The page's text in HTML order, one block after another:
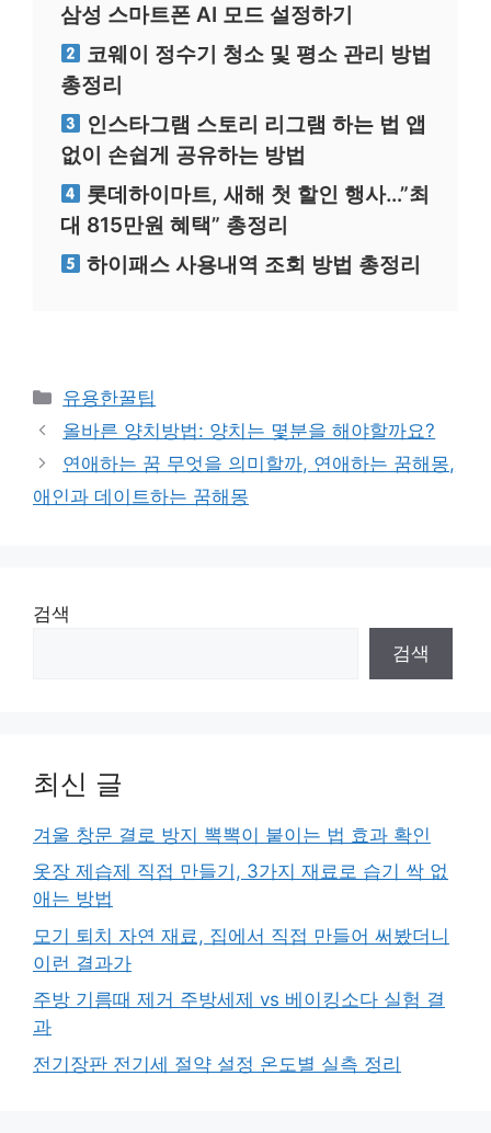
삼성 스마트폰 AI 모드 설정하기
코웨이 정수기 청소 및 평소 관리 방법
총정리
인스타그램 스토리 리그램 하는 법 앱
없이 손쉽게 공유하는 방법
롯데하이마트, 새해 첫 할인 행사…”최
대 815만원 혜택” 총정리
하이패스 사용내역 조회 방법 총정리
카
테
리
유용한꿀팁
올바른 양치방법: 양치는 몇분을 해야할까요?
연애하는 꿈 무엇을 의미할까, 연애하는 꿈해몽,
애인과 데이트하는 꿈해몽
검색
검색
최신 글
겨울 창문 결로 방지 뽁뽁이 붙이는 법 효과 확인
옷장 제습제 직접 만들기, 3가지 재료로 습기 싹 없
애는 방법
모기 퇴치 자연 재료, 집에서 직접 만들어 써봤더니
이런 결과가
주방 기름때 제거 주방세제 vs 베이킹소다 실험 결
과
전기장판 전기세 절약 설정 온도별 실측 정리